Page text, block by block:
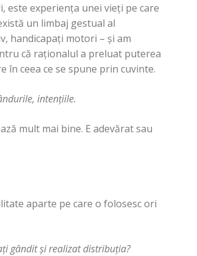
este experienţa unei vieţi pe care
un limbaj gestual al
handicapaţi motori – şi am
că raţionalul a preluat puterea
în ceea ce se spune prin cuvinte.
intenţiile.
mult mai bine. E adevărat sau
aparte pe care o folosesc ori
gândit şi realizat distribuţia?